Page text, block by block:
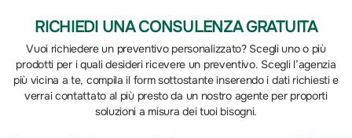
RICHIEDI UNA CONSULENZA GRATUITA
Vuoi richiedere un preventivo personalizzato? Scegli uno o più
prodotti per i quali desideri ricevere un preventivo. Scegli l’agenzia
più vicina a te, compila il form sottostante inserendo i dati richiesti e
verrai contattato al più presto da un nostro agente per proporti
soluzioni a misura dei tuoi bisogni.